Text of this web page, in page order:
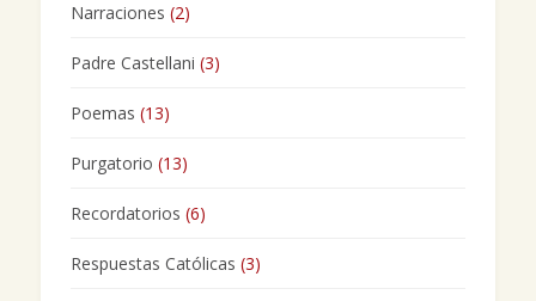
Narraciones (2)
Padre Castellani (3)
Poemas (13)
Purgatorio (13)
Recordatorios (6)
Respuestas Católicas (3)